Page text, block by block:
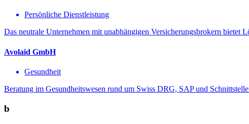
Persönliche Dienstleistung
Das neutrale Unternehmen mit unabhängigen Versicherungsbrokern bietet
Avolaid GmbH
Gesundheit
Beratung im Gesundheitswesen rund um Swiss DRG, SAP und
b